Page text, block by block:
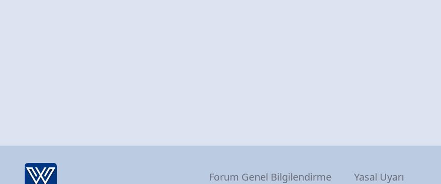
Forum Genel Bilgilendirme Yasal Uyarı